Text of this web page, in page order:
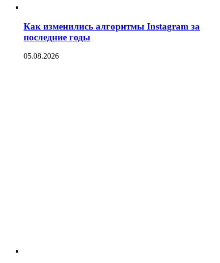
Как изменились алгоритмы Instagram за
последние годы
05.08.2026